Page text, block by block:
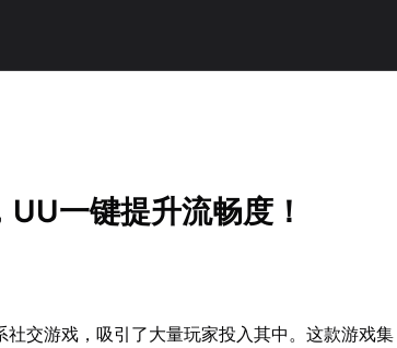
一键提升流畅度！
社交游戏，吸引了大量玩家投入其中。这款游戏集